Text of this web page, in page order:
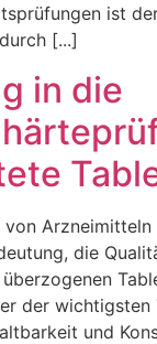
ist
[...]
in die
von
die
der wichtigsten
und